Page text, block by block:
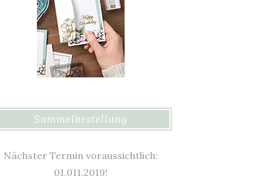
Sammelbestellung
Nächster Termin voraussichtlich:
01.011.2019!